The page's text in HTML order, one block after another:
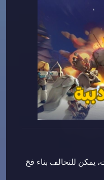
يمكن للتحالف بناء فخ